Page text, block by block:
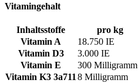
Vitamingehalt
Inhaltsstoffe
pro kg
Vitamin A
18.750 IE
Vitamin D3
3.000 IE
Vitamin E
300 Milligramm
Vitamin K3 3a711 8 Milligramm